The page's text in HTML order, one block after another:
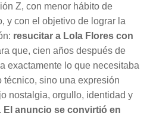
Z, con menor hábito de
y con el objetivo de lograr la
resucitar a Lola Flores con
que, cien años después de
exactamente lo que necesitaba
técnico, sino una expresión
nostalgia, orgullo, identidad y
El anuncio se convirtió en